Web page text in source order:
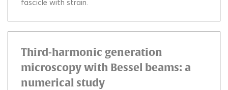
fascicle with strain.
Third-harmonic generation
microscopy with Bessel beams: a
numerical study